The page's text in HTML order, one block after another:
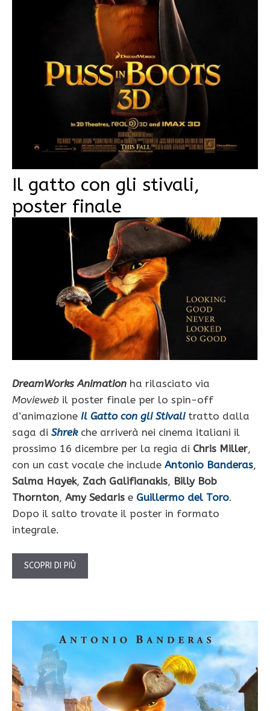
Il gatto con gli stivali,
poster finale
DreamWorks Animation ha rilasciato via
Movieweb il poster finale per lo spin-off
d’animazione Il Gatto con gli Stivalitratto dalla
saga di Shrek che arriverà nei cinema italiani il
prossimo 16 dicembre per la regia di Chris Miller,
con un cast vocale che include Antonio Banderas,
Salma Hayek, Zach Galifianakis, Billy Bob
Thornton, Amy Sedaris e Guillermo del Toro.
Dopo il salto trovate il poster in formato
integrale.
SCOPRI DI PIÙ